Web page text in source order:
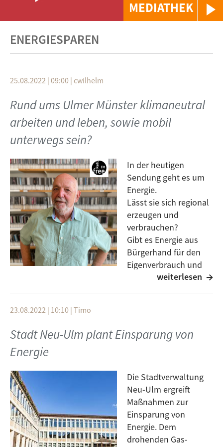
MEDIATHEK
ENERGIESPAREN
25.08.2022 | 09:00 | cwilhelm
Rund ums Ulmer Münster klimaneutral
arbeiten und leben, sowie mobil
unterwegs sein?
In der heutigen
Sendung geht es um
Energie.
Lässt sie sich regional
erzeugen und
verbrauchen?
Gibt es Energie aus
Bürgerhand für den
Eigenverbrauch und
die Nachbarn?
trotzdem alle Potentiale nutzen?
Strom und Wärme selber machen, wie geht das?
Diese und weitere Fragen beantwortet unser heutiger
Gast Jürgen Kübler.
weiterlesen
23.08.2022 | 10:10 | Timo
Stadt Neu-Ulm plant Einsparung von
Energie
Die Stadtverwaltung
Neu-Ulm ergreift
Maßnahmen zur
Einsparung von
Energie. Dem
drohenden Gas-